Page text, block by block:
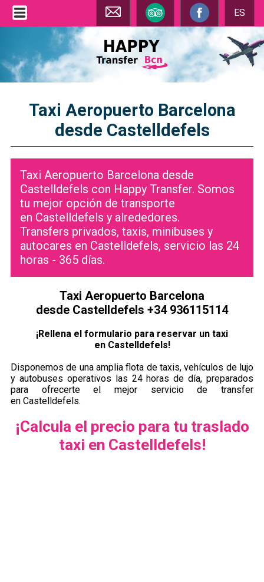
ES
Taxi Aeropuerto Barcelona
desde Castelldefels
Taxi Aeropuerto Barcelona desde
Castelldefels con Happy Transfer. Somos
tu mejor opción de transporte
en Castelldefels y alrededores.
Transfers privados, taxis, minibuses y
autocares en Castelldefels, servicio las 24
horas - 365 días.
Taxi Aeropuerto Barcelona
desde Castelldefels +34 936115114
¡Rellena el formulario para reservar un taxi
en Castelldefels!
Disponemos de una amplia flota de taxis, vehículos de lujo
y autobuses operativos las 24 horas de día, preparados
para ofrecerte el mejor servicio de transfer
en Castelldefels.
¡Calcula el precio para tu traslado
taxi en Castelldefels!